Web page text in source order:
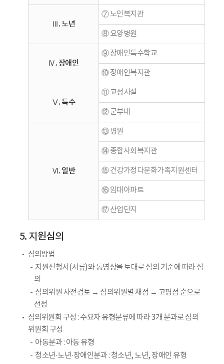
Ⅲ. 노년
⑦ 노인복지관
⑧ 요양병원
Ⅳ. 장애인
⑨ 장애인특수학교
⑩ 장애인복지관
Ⅴ. 특수
⑪ 교정시설
⑫ 군부대
Ⅵ. 일반
⑬ 병원
⑭ 종합사회복지관
⑮ 건강가정다문화가족지원센터
⑯ 임대아파트
⑰ 산업단지
5. 지원심의
심의방법
지원신청서(서류)와 동영상을 토대로 심의 기준에 따라 심
의
심의위원 사전검토 → 심의위원별 채점 → 고평점 순으로
선정
심의위원회 구성 : 수요자 유형분류에 따라 3개 분과로 심의
위원회 구성
아동분과 : 아동 유형
청소년·노년·장애인분과 : 청소년, 노년, 장애인 유형